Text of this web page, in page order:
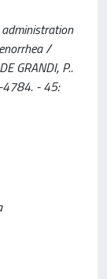
/
GRANDI, P..
4784. - 45: